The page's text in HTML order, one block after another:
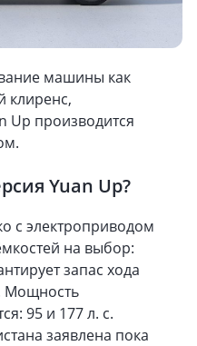
машины как
клиренс,
Up производится
Yuan Up?
с электроприводом
на выбор:
запас хода
Мощность
95 и 177 л. с.
заявлена пока